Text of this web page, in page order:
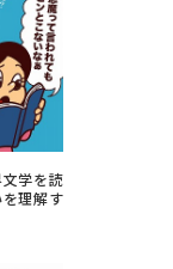
学を読
理解す